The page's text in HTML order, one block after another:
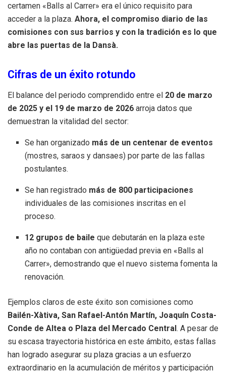
certamen «Balls al Carrer» era el único requisito para
acceder a la plaza. Ahora, el compromiso diario de las
comisiones con sus barrios y con la tradición es lo que
abre las puertas de la Dansà.
Cifras de un éxito rotundo
El balance del periodo comprendido entre el 20 de marzo
de 2025 y el 19 de marzo de 2026 arroja datos que
demuestran la vitalidad del sector:
Se han organizado más de un centenar de eventos
(mostres, saraos y dansaes) por parte de las fallas
postulantes.
Se han registrado más de 800 participaciones
individuales de las comisiones inscritas en el
proceso.
12 grupos de baile que debutarán en la plaza este
año no contaban con antigüedad previa en «Balls al
Carrer», demostrando que el nuevo sistema fomenta la
renovación.
Ejemplos claros de este éxito son comisiones como
Bailén-Xàtiva, San Rafael-Antón Martín, Joaquín Costa-
Conde de Altea o Plaza del Mercado Central. A pesar de
su escasa trayectoria histórica en este ámbito, estas fallas
han logrado asegurar su plaza gracias a un esfuerzo
extraordinario en la acumulación de méritos y participación